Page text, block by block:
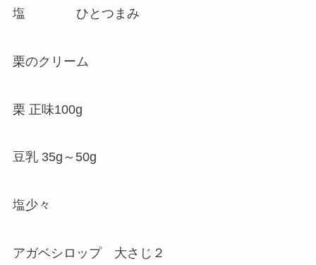
塩 ひとつまみ
栗のクリーム
栗 正味100g
豆乳 35g～50g
塩少々
アガベシロップ 大さじ２